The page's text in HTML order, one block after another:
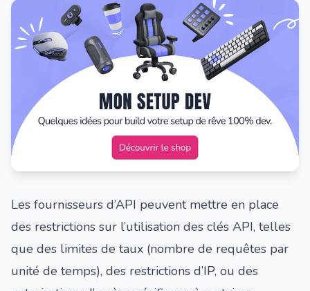
Les fournisseurs d’API peuvent mettre en place
des restrictions sur l’utilisation des clés API, telles
que des limites de taux (nombre de requêtes par
unité de temps), des restrictions d’IP, ou des